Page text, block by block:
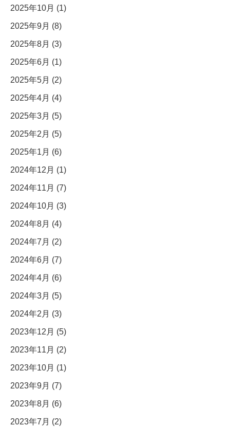
2025年10月 (1)
2025年9月 (8)
2025年8月 (3)
2025年6月 (1)
2025年5月 (2)
2025年4月 (4)
2025年3月 (5)
2025年2月 (5)
2025年1月 (6)
2024年12月 (1)
2024年11月 (7)
2024年10月 (3)
2024年8月 (4)
2024年7月 (2)
2024年6月 (7)
2024年4月 (6)
2024年3月 (5)
2024年2月 (3)
2023年12月 (5)
2023年11月 (2)
2023年10月 (1)
2023年9月 (7)
2023年8月 (6)
2023年7月 (2)